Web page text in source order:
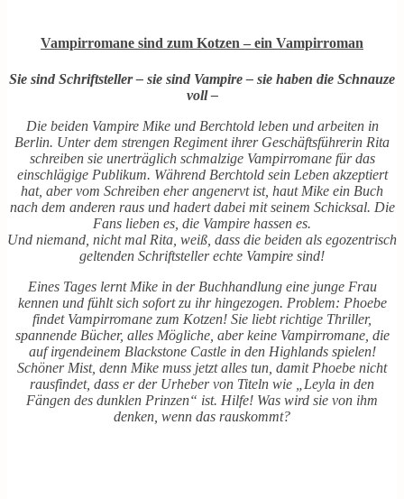
Vampirromane sind zum Kotzen – ein Vampirroman
Sie sind Schriftsteller – sie sind Vampire – sie haben die Schnauze
voll –
Die beiden Vampire Mike und Berchtold leben und arbeiten in
Berlin. Unter dem strengen Regiment ihrer Geschäftsführerin Rita
schreiben sie unerträglich schmalzige Vampirromane für das
einschlägige Publikum. Während Berchtold sein Leben akzeptiert
hat, aber vom Schreiben eher angenervt ist, haut Mike ein Buch
nach dem anderen raus und hadert dabei mit seinem Schicksal. Die
Fans lieben es, die Vampire hassen es.
Und niemand, nicht mal Rita, weiß, dass die beiden als egozentrisch
geltenden Schriftsteller echte Vampire sind!
Eines Tages lernt Mike in der Buchhandlung eine junge Frau
kennen und fühlt sich sofort zu ihr hingezogen. Problem: Phoebe
findet Vampirromane zum Kotzen! Sie liebt richtige Thriller,
spannende Bücher, alles Mögliche, aber keine Vampirromane, die
auf irgendeinem Blackstone Castle in den Highlands spielen!
Schöner Mist, denn Mike muss jetzt alles tun, damit Phoebe nicht
rausfindet, dass er der Urheber von Titeln wie „Leyla in den
Fängen des dunklen Prinzen“ ist. Hilfe! Was wird sie von ihm
denken, wenn das rauskommt?